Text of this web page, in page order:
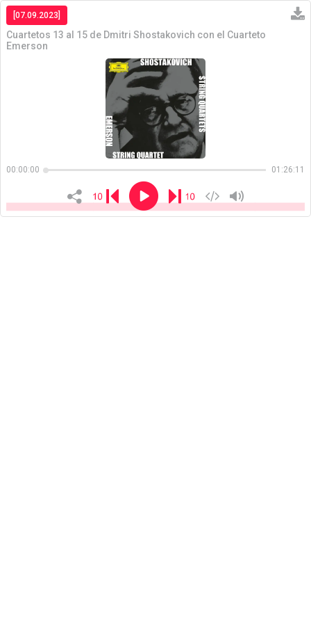
[07.09.2023]
Cuartetos 13 al 15 de Dmitri Shostakovich con el Cuarteto
Emerson
00:00:00 01:26:11